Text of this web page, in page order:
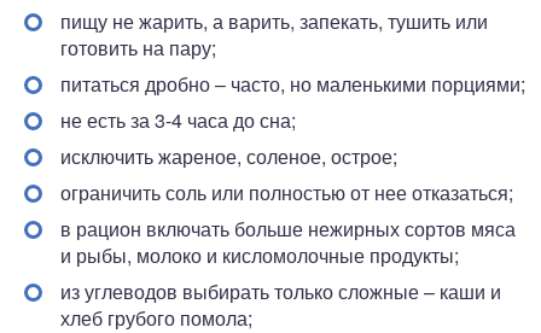
пищу не жарить, а варить, запекать, тушить или
готовить на пару;
питаться дробно – часто, но маленькими порциями;
не есть за 3-4 часа до сна;
исключить жареное, соленое, острое;
ограничить соль или полностью от нее отказаться;
в рацион включать больше нежирных сортов мяса
и рыбы, молоко и кисломолочные продукты;
из углеводов выбирать только сложные – каши и
хлеб грубого помола;